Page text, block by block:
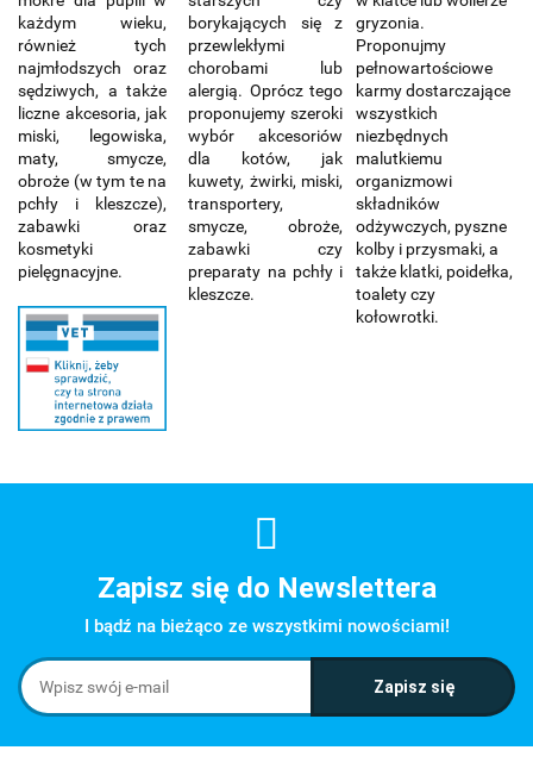
każdym wieku,
również tych
najmłodszych oraz
sędziwych, a także
liczne akcesoria, jak
miski, legowiska,
maty, smycze,
obroże (w tym te na
pchły i kleszcze),
zabawki oraz
kosmetyki
pielęgnacyjne.
borykających się z
przewlekłymi
chorobami lub
alergią. Oprócz tego
proponujemy szeroki
wybór akcesoriów
dla kotów, jak
kuwety, żwirki, miski,
transportery,
smycze, obroże,
zabawki czy
preparaty na pchły i
kleszcze.
gryzonia.
Proponujmy
pełnowartościowe
karmy dostarczające
wszystkich
niezbędnych
malutkiemu
organizmowi
składników
odżywczych, pyszne
kolby i przysmaki, a
także klatki, poidełka,
toalety czy
kołowrotki.
Zapisz się do Newslettera
I bądź na bieżąco ze wszystkimi nowościami!